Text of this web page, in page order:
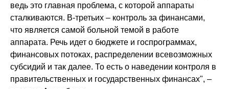
ведь это главная проблема, с которой аппараты
сталкиваются. В-третьих – контроль за финансами,
что является самой больной темой в работе
аппарата. Речь идет о бюджете и госпрограммах,
финансовых потоках, распределении всевозможных
субсидий и так далее. То есть о наведении контроля в
правительственных и государственных финансах", –